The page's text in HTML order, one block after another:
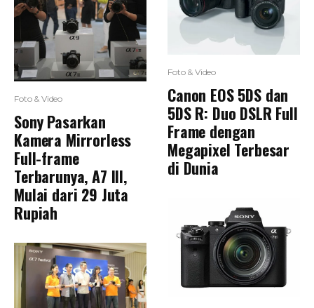
Foto & Video
Sony Pasarkan
Kamera Mirrorless
Full-frame
Terbarunya, A7 III,
Mulai dari 29 Juta
Rupiah
Foto & Video
Canon EOS 5DS dan
5DS R: Duo DSLR Full
Frame dengan
Megapixel Terbesar
di Dunia